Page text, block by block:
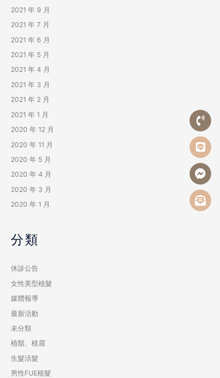
2021 年 9 月
2021 年 7 月
2021 年 6 月
2021 年 5 月
2021 年 4 月
2021 年 3 月
2021 年 2 月
2021 年 1 月
2020 年 12 月
2020 年 11 月
2020 年 5 月
2020 年 4 月
2020 年 3 月
2020 年 1 月
分類
休診公告
女性美型植髮
媒體報導
最新活動
未分類
植鬍、植眉
生髮活髮
男性FUE植髮